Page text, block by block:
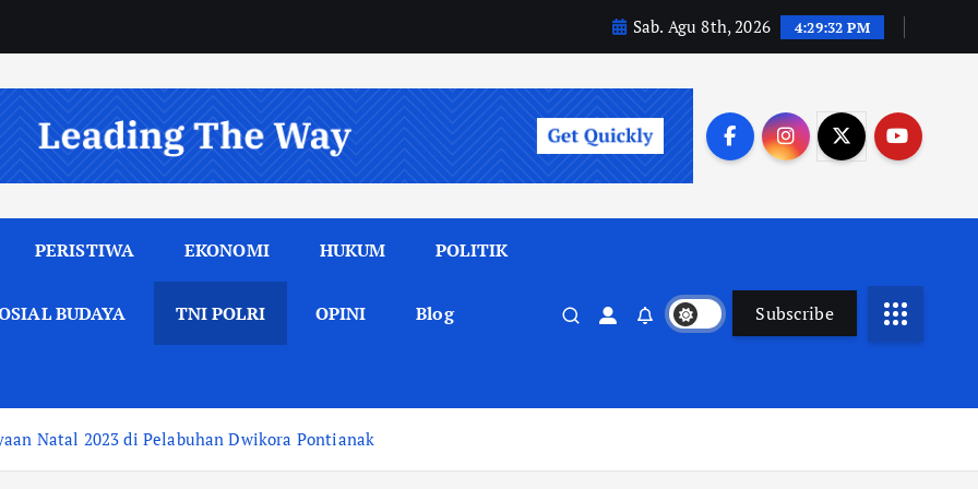
Sab. Agu 8th, 2026 4:29:34 PM
PERISTIWA EKONOMI HUKUM POLITIK
BUDAYA TNI POLRI OPINI Blog Subscribe
Natal 2023 di Pelabuhan Dwikora Pontianak